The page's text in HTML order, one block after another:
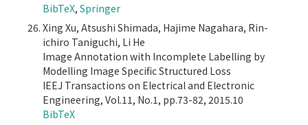
BibTeX, Springer
Xing Xu, Atsushi Shimada, Hajime Nagahara, Rin-
ichiro Taniguchi, Li He
Image Annotation with Incomplete Labelling by
Modelling Image Specific Structured Loss
IEEJ Transactions on Electrical and Electronic
Engineering, Vol.11, No.1, pp.73-82, 2015.10
BibTeX